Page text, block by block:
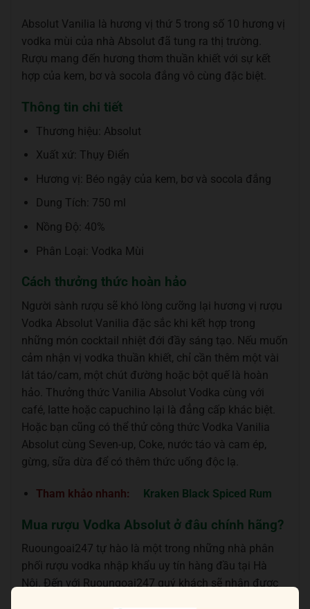
Absolut Vanilia là hương vị thứ 5 trong số 10 hương vị
vodka mùi của nhà Absolut đã tung ra thị trường.
Rượu mang đến hương thơm thuần khiết với sự kết
hợp của kem, bơ và socola đắng vô cùng đặc biệt.
Thông tin chi tiết
Thương hiệu: Absolut
Xuất xứ: Thụy Điển
Hương vị: Béo ngậy của kem, bơ và socola đắng
Dung Tích: 750 ml
Nồng Độ: 40%
Phân Loại: Vodka Mùi
Cách thưởng thức hoàn hảo
Người sành rượu sẽ khó lòng cưỡng lại hương vị rượu
Vodka Absolut Vanilia đặc sắc khi kết hợp trong
những món cocktail nhiệt đới đầy sáng tạo. Nếu muốn
cảm nhận vị vodka thuần khiết, chỉ cần thêm một vài
lát táo/cam, một chút đường hoặc bột quế là hoàn
hảo. Thưởng thức Vanilia Absolut Vodka cùng với
café, latte hoặc capuchino lại là đẳng cấp khác biệt.
Hoặc bạn cũng có thể thử công thức Vodka Vanilia
Absolut cùng Seven-up, Coke, nước táo và cam ép,
gừng, sữa dừa để có thêm thức uống độc lạ.
Tham khảo nhanh: Kraken Black Spiced Rum
Mua rượu Vodka Absolut ở đâu chính hãng?
Ruoungoai247 tự hào là một trong những nhà phân
phối rượu vodka nhập khẩu uy tín hàng đầu tại Hà
Nội. Đến với Ruoungoai247 quý khách sẽ nhận được